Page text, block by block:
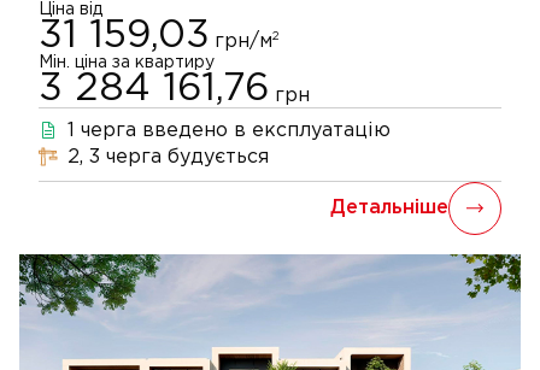
Ціна від
31 159,03 грн/м2
Мін. ціна за квартиру
3 284 161,76 грн
1 черга введено в експлуатацію
2, 3 черга будується
Детальніше